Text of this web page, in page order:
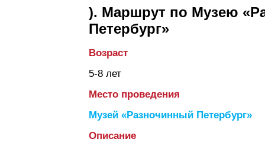
). Маршрут по Музею
Петербург»
Возраст
5-8 лет
Место проведения
Музей «Разночинный Петербург»
Описание